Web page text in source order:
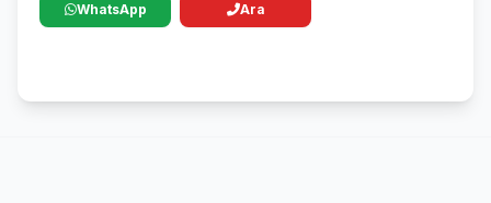
WhatsApp Ara